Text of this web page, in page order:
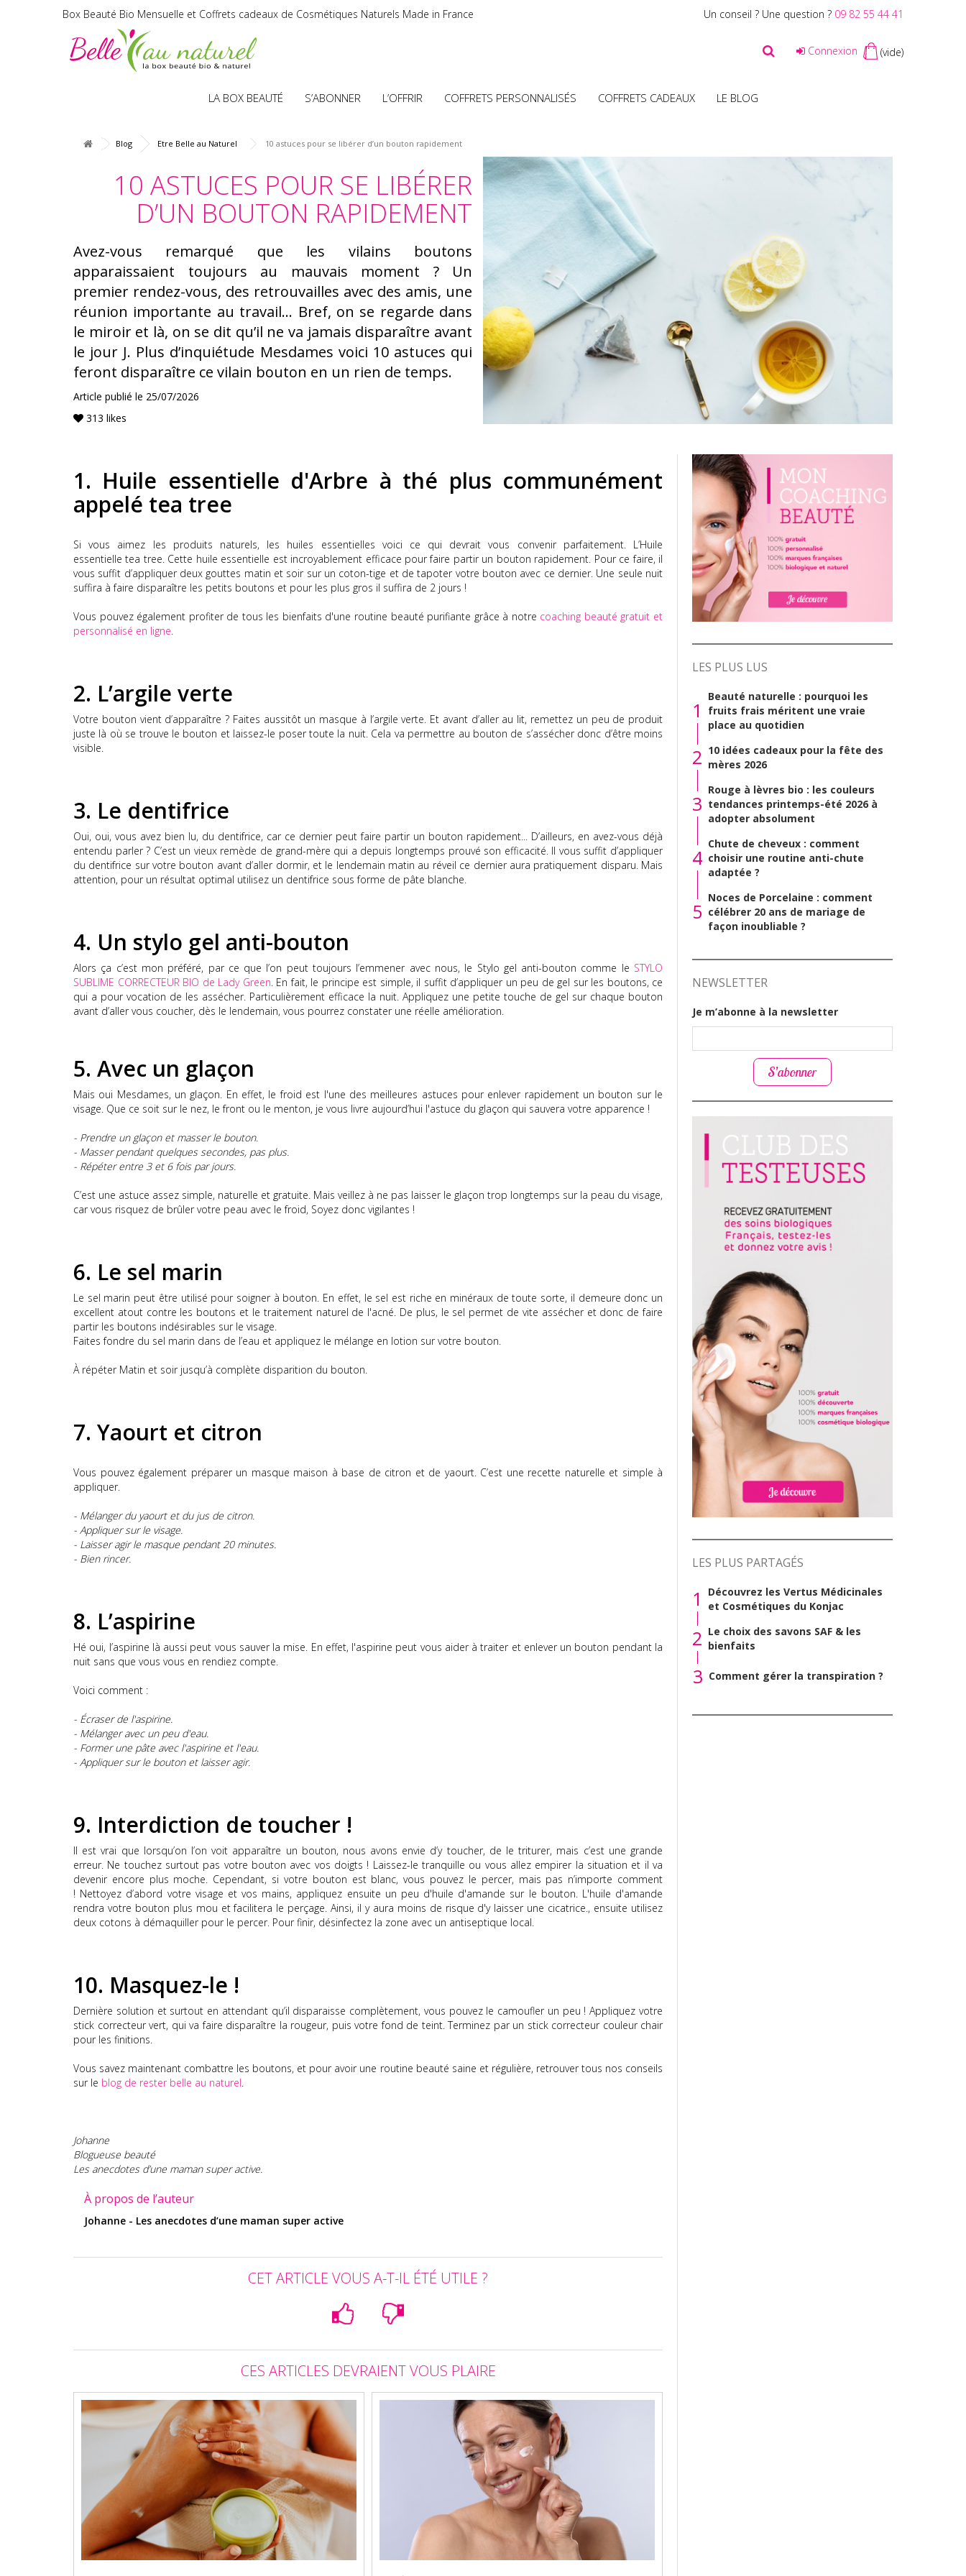
Box Beauté Bio Mensuelle et Coffrets cadeaux de Cosmétiques Naturels Made in France Un conseil ? Une question ? 09 82 55 44 41
Connexion (vide)
LA BOX BEAUTÉ S’ABONNER L’OFFRIR COFFRETS PERSONNALISÉS COFFRETS CADEAUX LE BLOG
Blog Etre Belle au Naturel 10 astuces pour se libérer d’un bouton rapidement
10 ASTUCES POUR SE LIBÉRER
D’UN BOUTON RAPIDEMENT
Avez-vous remarqué que les vilains boutons
apparaissaient toujours au mauvais moment ?Un
premier rendez-vous, des retrouvailles avec des amis, une
réunion importante au travail... Bref, on se regarde dans
le miroir et là, on se dit qu’il ne va jamais disparaître avant
le jour J. Plus d’inquiétude Mesdames voici 10 astuces qui
feront disparaître ce vilain bouton en un rien de temps.
Article publié le 25/07/2026
313 likes
1. Huile essentielle d'Arbre à thé plus communément
appelé tea tree
Si vous aimez les produits naturels, les huiles essentielles voici ce qui devrait vous convenir parfaitement.L’Huile
essentielletea tree.Cette huile essentielle est incroyablement efficace pour faire partir un bouton rapidement. Pour ce faire, il
vous suffit d’appliquer deux gouttes matin et soir sur un coton-tige et de tapoter votre bouton avec ce dernier. Une seule nuit
suffira à faire disparaître les petits boutons et pour les plus gros il suffira de 2 jours !
Vous pouvez également profiter de tous les bienfaits d'une routine beauté purifiante grâce à notre coaching beauté gratuit et
personnalisé en ligne.
2. L’argile verte
Votre bouton vient d’apparaître ? Faites aussitôt un masque à l’argile verte. Et avant d’aller au lit, remettez un peu de produit
juste là où se trouve le bouton et laissez-le poser toute la nuit.Cela va permettre au bouton de s’assécher donc d’être moins
visible.
3. Le dentifrice
Oui, oui, vous avez bien lu, du dentifrice, car ce dernier peut faire partir un bouton rapidement... D’ailleurs, en avez-vous déjà
entendu parler ? C’est un vieux remède de grand-mère qui a depuis longtemps prouvé son efficacité.Il vous suffit d’appliquer
du dentifrice sur votre bouton avant d’aller dormir, et le lendemain matin au réveil ce dernier aura pratiquement disparu. Mais
attention, pour un résultat optimal utilisez un dentifrice sous forme de pâte blanche.
4. Un stylo gel anti-bouton
Alors ça c’est mon préféré, par ce que l’on peut toujours l’emmener avec nous, le Stylo gel anti-bouton comme le STYLO
SUBLIME CORRECTEURBIO de Lady Green.En fait, le principe est simple, il suffit d’appliquer un peu de gel sur les boutons, ce
qui a pour vocation de les assécher. Particulièrement efficace la nuit. Appliquez une petite touche de gel sur chaque bouton
avant d’aller vous coucher, dès le lendemain, vous pourrez constater une réelle amélioration.
5. Avec un glaçon
Mais oui Mesdames, un glaçon. En effet, le froid est l'une des meilleures astuces pour enlever rapidement un bouton sur le
visage. Que ce soit sur le nez, le front ou le menton, je vous livre aujourd’hui l'astuce du glaçon qui sauvera votre apparence !
- Prendre un glaçon et masser le bouton.
- Masser pendant quelques secondes, pas plus.
- Répéter entre 3 et 6 fois parjours.
C’est une astuce assez simple, naturelle et gratuite. Mais veillez à ne pas laisser le glaçon trop longtemps sur la peau du visage,
car vous risquez de brûler votre peau avec le froid, Soyez donc vigilantes !
6. Le sel marin
Le sel marin peut être utilisé pour soigner à bouton. En effet, le sel est riche en minéraux de toute sorte, il demeure donc un
excellent atout contre les boutons et le traitement naturel de l'acné. De plus, le sel permet de vite assécher et donc de faire
partir les boutons indésirables sur le visage.
Faites fondre du sel marin dans de l’eau et appliquez le mélange en lotion sur votre bouton.
À répéter Matin et soir jusqu’à complète disparition du bouton.
7. Yaourt et citron
Vous pouvez également préparer un masque maison à base de citron et de yaourt. C’est une recette naturelle et simple à
appliquer.
- Mélanger du yaourt et du jus de citron.
- Appliquer sur le visage.
- Laisser agir le masque pendant 20 minutes.
- Bien rincer.
8. L’aspirine
Hé oui, l’aspirine là aussi peut vous sauver la mise. En effet, l'aspirine peut vous aider à traiter et enlever un bouton pendant la
nuit sans que vous vous en rendiez compte.
Voici comment :
- Écraser de l'aspirine.
- Mélanger avec un peu d'eau.
- Former une pâte avec l'aspirine et l'eau.
- Appliquer sur le bouton et laisser agir.
9. Interdiction de toucher !
Il est vrai que lorsqu’on l’on voit apparaître un bouton, nous avons envie d’y toucher, de le triturer, mais c’est une grande
erreur. Ne touchez surtout pas votre bouton avec vos doigts ! Laissez-le tranquille ou vous allez empirer la situation et il va
devenir encore plus moche. Cependant, si votre bouton est blanc, vous pouvez le percer, mais pas n’importe comment
! Nettoyez d’abord votre visage et vos mains, appliquez ensuite un peu d'huile d'amande sur le bouton.L'huile d'amande
rendra votre bouton plus mou et facilitera le perçage. Ainsi, il y aura moins de risque d'y laisser une cicatrice., ensuite utilisez
deux cotons à démaquiller pour le percer. Pour finir, désinfectez la zone avec un antiseptique local.
10. Masquez-le !
Dernière solution et surtout en attendant qu’il disparaisse complètement, vous pouvez le camoufler un peu ! Appliquez votre
stick correcteur vert, qui va faire disparaître la rougeur, puis votre fond de teint.Terminez par un stick correcteur couleur chair
pour les finitions.
Vous savez maintenant combattre les boutons, et pour avoir une routine beauté saine et régulière, retrouver tous nos conseils
sur le blog de rester belle au naturel.
Johanne
Blogueuse beauté
Les anecdotes d’une maman super active.
À propos de l’auteur
Johanne - Les anecdotes d’une maman super active
CET ARTICLE VOUS A-T-IL ÉTÉ UTILE ?
CES ARTICLES DEVRAIENT VOUS PLAIRE
LES PLUS LUS
1
Beauté naturelle : pourquoi les
fruits frais méritent une vraie
place au quotidien
2 10 idées cadeaux pour la fête des
mères 2026
3
Rouge à lèvres bio : les couleurs
tendances printemps-été 2026 à
adopter absolument
4
Chute de cheveux : comment
choisir une routine anti-chute
adaptée ?
5
Noces de Porcelaine : comment
célébrer 20 ans de mariage de
façon inoubliable ?
NEWSLETTER
Je m’abonne à la newsletter
S’abonner
LES PLUS PARTAGÉS
1
Découvrez les Vertus Médicinales
et Cosmétiques du Konjac
2 Le choix des savons SAF & les
bienfaits
3 Comment gérer la transpiration ?